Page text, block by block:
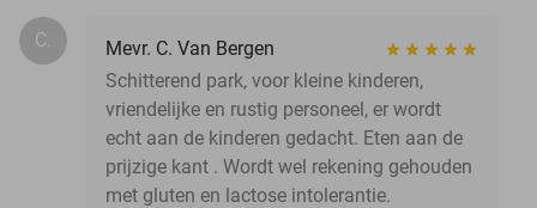
C.
Mevr. C. Van Bergen
Schitterend park, voor kleine kinderen,
vriendelijke en rustig personeel, er wordt
echt aan de kinderen gedacht. Eten aan de
prijzige kant . Wordt wel rekening gehouden
met gluten en lactose intolerantie.